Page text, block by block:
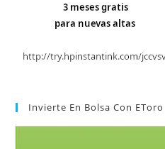
Invierte En Bolsa Con EToro